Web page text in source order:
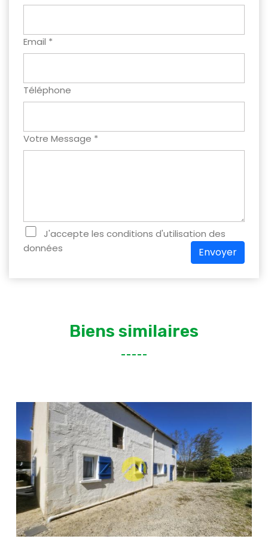
Email *
Téléphone
Votre Message *
J'accepte les conditions d'utilisation des
données
Envoyer
Biens similaires